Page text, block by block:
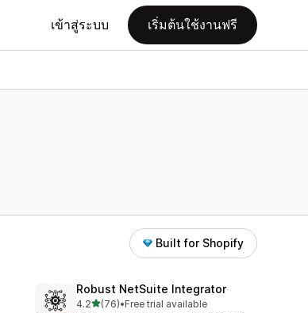
เข้าสู่ระบบ เริ่มต้นใช้งานฟรี
Built for Shopify
Robust NetSuite Integrator
4.2เต็ม 5 ดาว
(76)
ทั้งหมด 76 รีวิว
•Free trial available